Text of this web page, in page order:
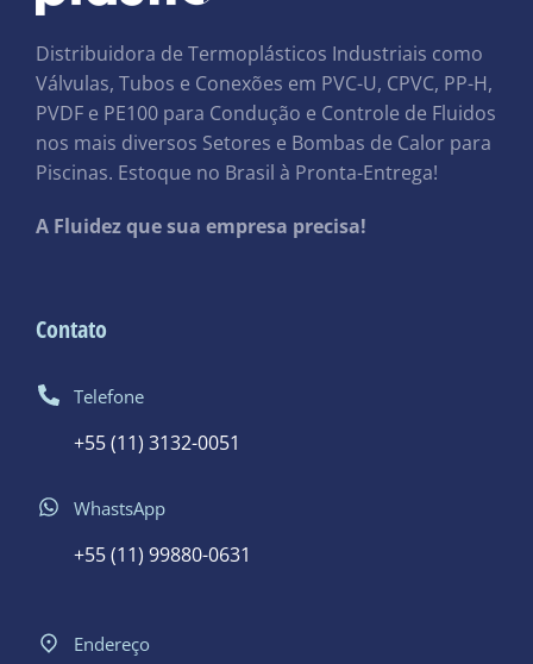
Distribuidora de Termoplásticos Industriais como
Válvulas, Tubos e Conexões em PVC-U, CPVC, PP-H,
PVDF e PE100 para Condução e Controle de Fluidos
nos mais diversos Setores e Bombas de Calor para
Piscinas. Estoque no Brasil à Pronta-Entrega!
A Fluidez que sua empresa precisa!
Contato
Telefone
+55 (11) 3132-0051
WhastsApp
+55 (11) 99880-0631
Endereço